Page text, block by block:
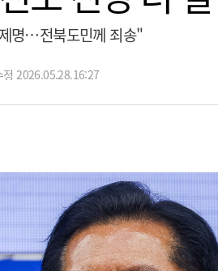
명…전북도민께 죄송"
정 2026.05.28.16:27